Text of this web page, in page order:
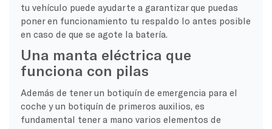
tu vehículo puede ayudarte a garantizar que puedas
poner en funcionamiento tu respaldo lo antes posible
en caso de que se agote la batería.
Una manta eléctrica que
funciona con pilas
Además de tener un botiquín de emergencia para el
coche y un botiquín de primeros auxilios, es
fundamental tener a mano varios elementos de